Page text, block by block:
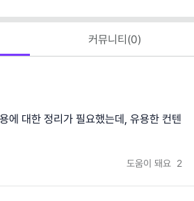
커뮤니티(0)
에 대한 정리가 필요했는데, 유용한 컨텐
도움이 돼요 2